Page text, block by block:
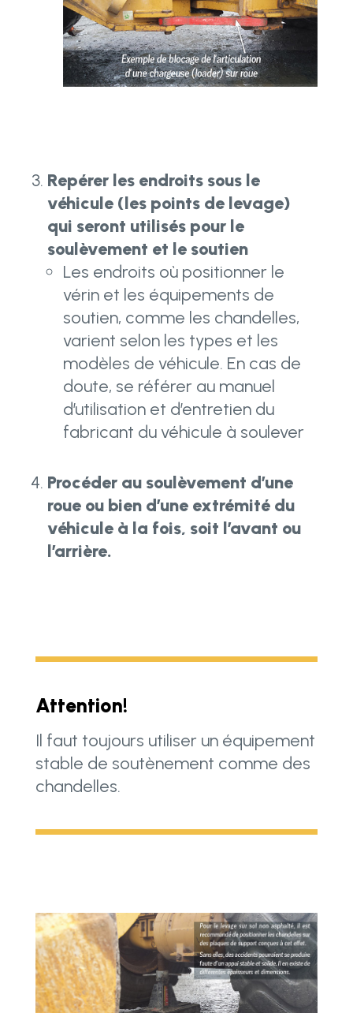
Repérer les endroits sous le
véhicule (les points de levage)
qui seront utilisés pour le
soulèvement et le soutien
Les endroits où positionner le
vérin et les équipements de
soutien, comme les chandelles,
varient selon les types et les
modèles de véhicule. En cas de
doute, se référer au manuel
d’utilisation et d’entretien du
fabricant du véhicule à soulever
Procéder au soulèvement d’une
roue ou bien d’une extrémité du
véhicule à la fois, soit l’avant ou
l’arrière.
Attention!
Il faut toujours utiliser un équipement
stable de soutènement comme des
chandelles.